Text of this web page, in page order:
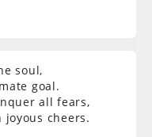
soul,
goal.
all fears,
cheers.